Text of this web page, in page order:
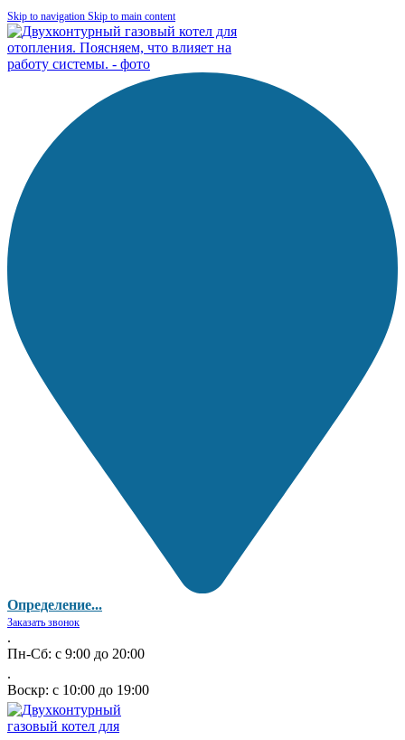
Skip to navigation Skip to main content
Определение...
Заказать звонок
.
Пн-Сб: с 9:00 до 20:00
.
Воскр: с 10:00 до 19:00